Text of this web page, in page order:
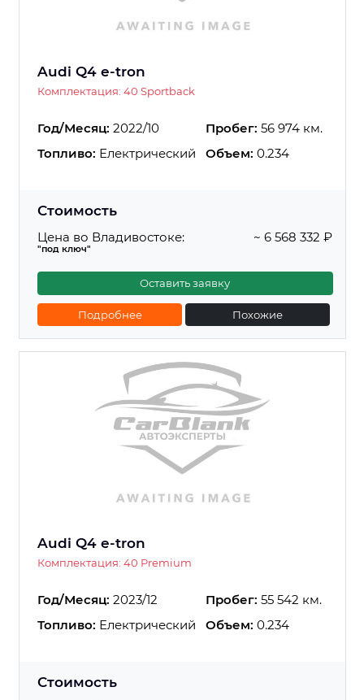
Audi Q4 e-tron
Комплектация: 40 Sportback
Год/Месяц: 2022/10 Пробег: 56 974 км.
Топливо: Електрический Объем: 0.234
Стоимость
Цена во Владивостоке:
"под ключ"
~ 6 568 332 ₽
Оставить заявку
Подробнее Похожие
Audi Q4 e-tron
Комплектация: 40 Premium
Год/Месяц: 2023/12 Пробег: 55 542 км.
Топливо: Електрический Объем: 0.234
Стоимость